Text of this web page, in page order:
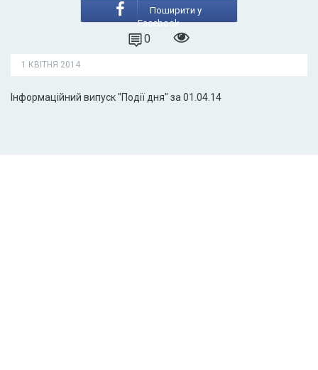
Поширити у
Facebook
0
1 КВІТНЯ 2014
Інформаційний випуск "Події дня" за 01.04.14